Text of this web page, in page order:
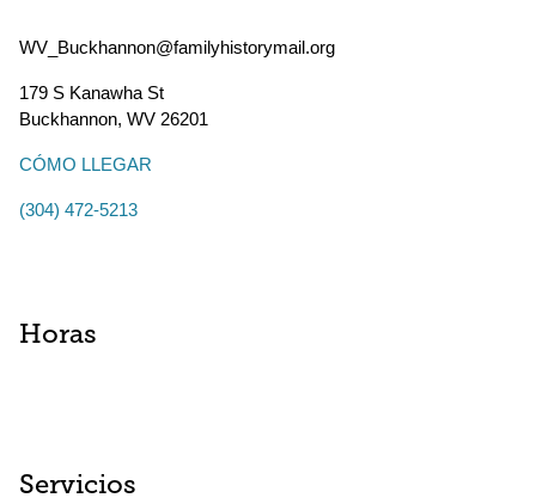
WV_Buckhannon@familyhistorymail.org
179 S Kanawha St
Buckhannon, WV 26201
CÓMO LLEGAR
(304) 472-5213
Horas
Servicios